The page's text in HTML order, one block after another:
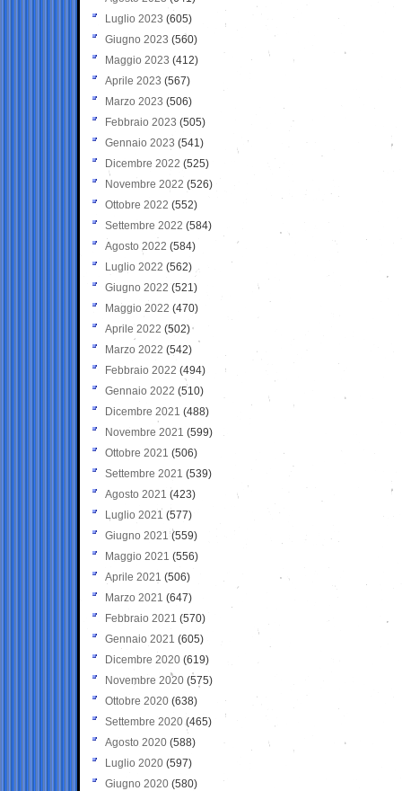
Luglio 2023 (605)
Giugno 2023 (560)
Maggio 2023 (412)
Aprile 2023 (567)
Marzo 2023 (506)
Febbraio 2023 (505)
Gennaio 2023 (541)
Dicembre 2022 (525)
Novembre 2022 (526)
Ottobre 2022 (552)
Settembre 2022 (584)
Agosto 2022 (584)
Luglio 2022 (562)
Giugno 2022 (521)
Maggio 2022 (470)
Aprile 2022 (502)
Marzo 2022 (542)
Febbraio 2022 (494)
Gennaio 2022 (510)
Dicembre 2021 (488)
Novembre 2021 (599)
Ottobre 2021 (506)
Settembre 2021 (539)
Agosto 2021 (423)
Luglio 2021 (577)
Giugno 2021(559)
Maggio 2021 (556)
Aprile 2021 (506)
Marzo 2021 (647)
Febbraio 2021 (570)
Gennaio 2021 (605)
Dicembre 2020 (619)
Novembre 2020 (575)
Ottobre 2020 (638)
Settembre 2020(465)
Agosto 2020 (588)
Luglio 2020 (597)
Giugno 2020 (580)